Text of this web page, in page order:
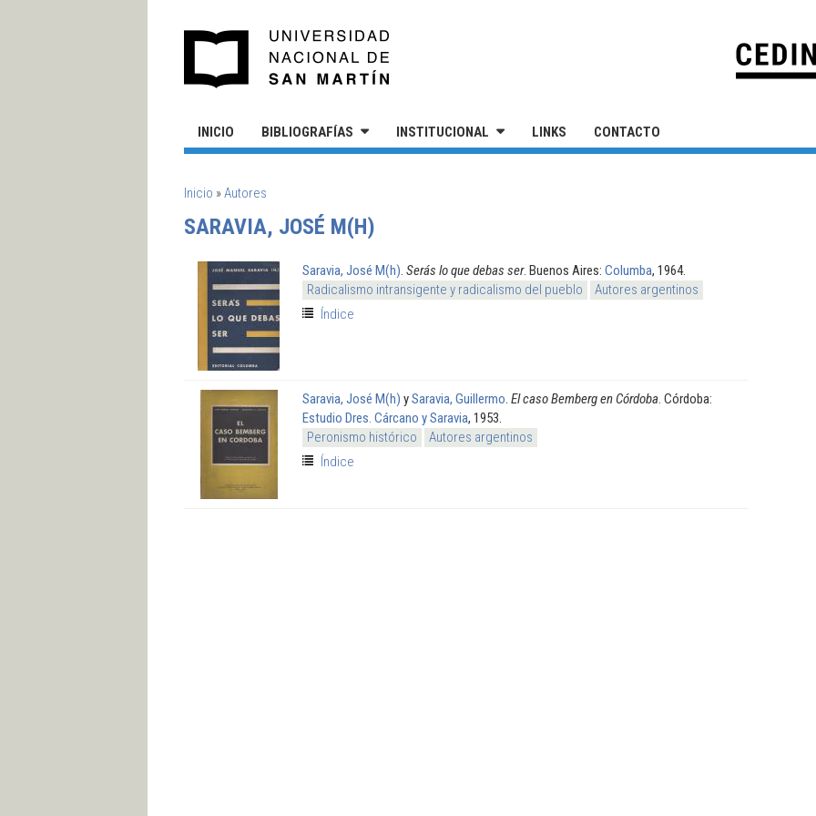
INICIO BIBLIOGRAFÍAS INSTITUCIONAL LINKS CONTACTO
SE ENCUENTRA USTED AQUÍ
Inicio »Autores
SARAVIA, JOSÉ M(H)
Saravia, José M(h) Serás lo que debas ser. Buenos Aires: Columba, 1964.
Radicalismo intransigente y radicalismo del pueblo
Autores argentinos
Índice
Saravia, José M(h) ySaravia, Guillermo El caso Bemberg en Córdoba . Córdoba:
Estudio Dres. Cárcano y Saravia, 1953.
Peronismo histórico
Autores argentinos
Índice